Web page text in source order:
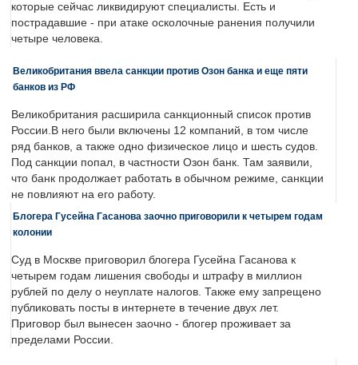
которые сейчас ликвидируют специалисты. Есть и
пострадавшие - при атаке осколочные ранения получили
четыре человека.
Великобритания ввела санкции против Озон банка и еще пяти
банков из РФ
Великобритания расширила санкционный список против
России.В него были включены 12 компаний, в том числе
ряд банков, а также одно физическое лицо и шесть судов.
Под санкции попал, в частности Озон банк. Там заявили,
что банк продолжает работать в обычном режиме, санкции
не повлияют на его работу.
Блогера Гусейна Гасанова заочно приговорили к четырем годам
колонии
Суд в Москве приговорил блогера Гусейна Гасанова к
четырем годам лишения свободы и штрафу в миллион
рублей по делу о неуплате налогов. Также ему запрещено
публиковать посты в интернете в течение двух лет.
Приговор был вынесен заочно - блогер проживает за
пределами России.